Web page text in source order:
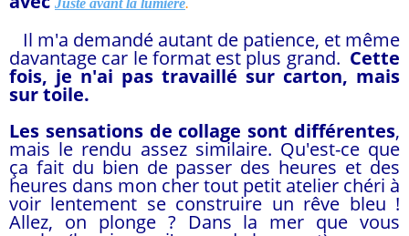
Juste avant la lumière.
Il m'a demandé autant de patience, et même
davantage car le format est plus grand. Cette
fois, je n'ai pas travaillé sur carton, mais
sur toile.
Les sensations de collage sont différentes,
mais le rendu assez similaire. Qu'est-ce que
ça fait du bien de passer des heures et des
heures dans mon cher tout petit atelier chéri à
voir lentement se construire un rêve bleu !
Allez, on plonge ? Dans la mer que vous